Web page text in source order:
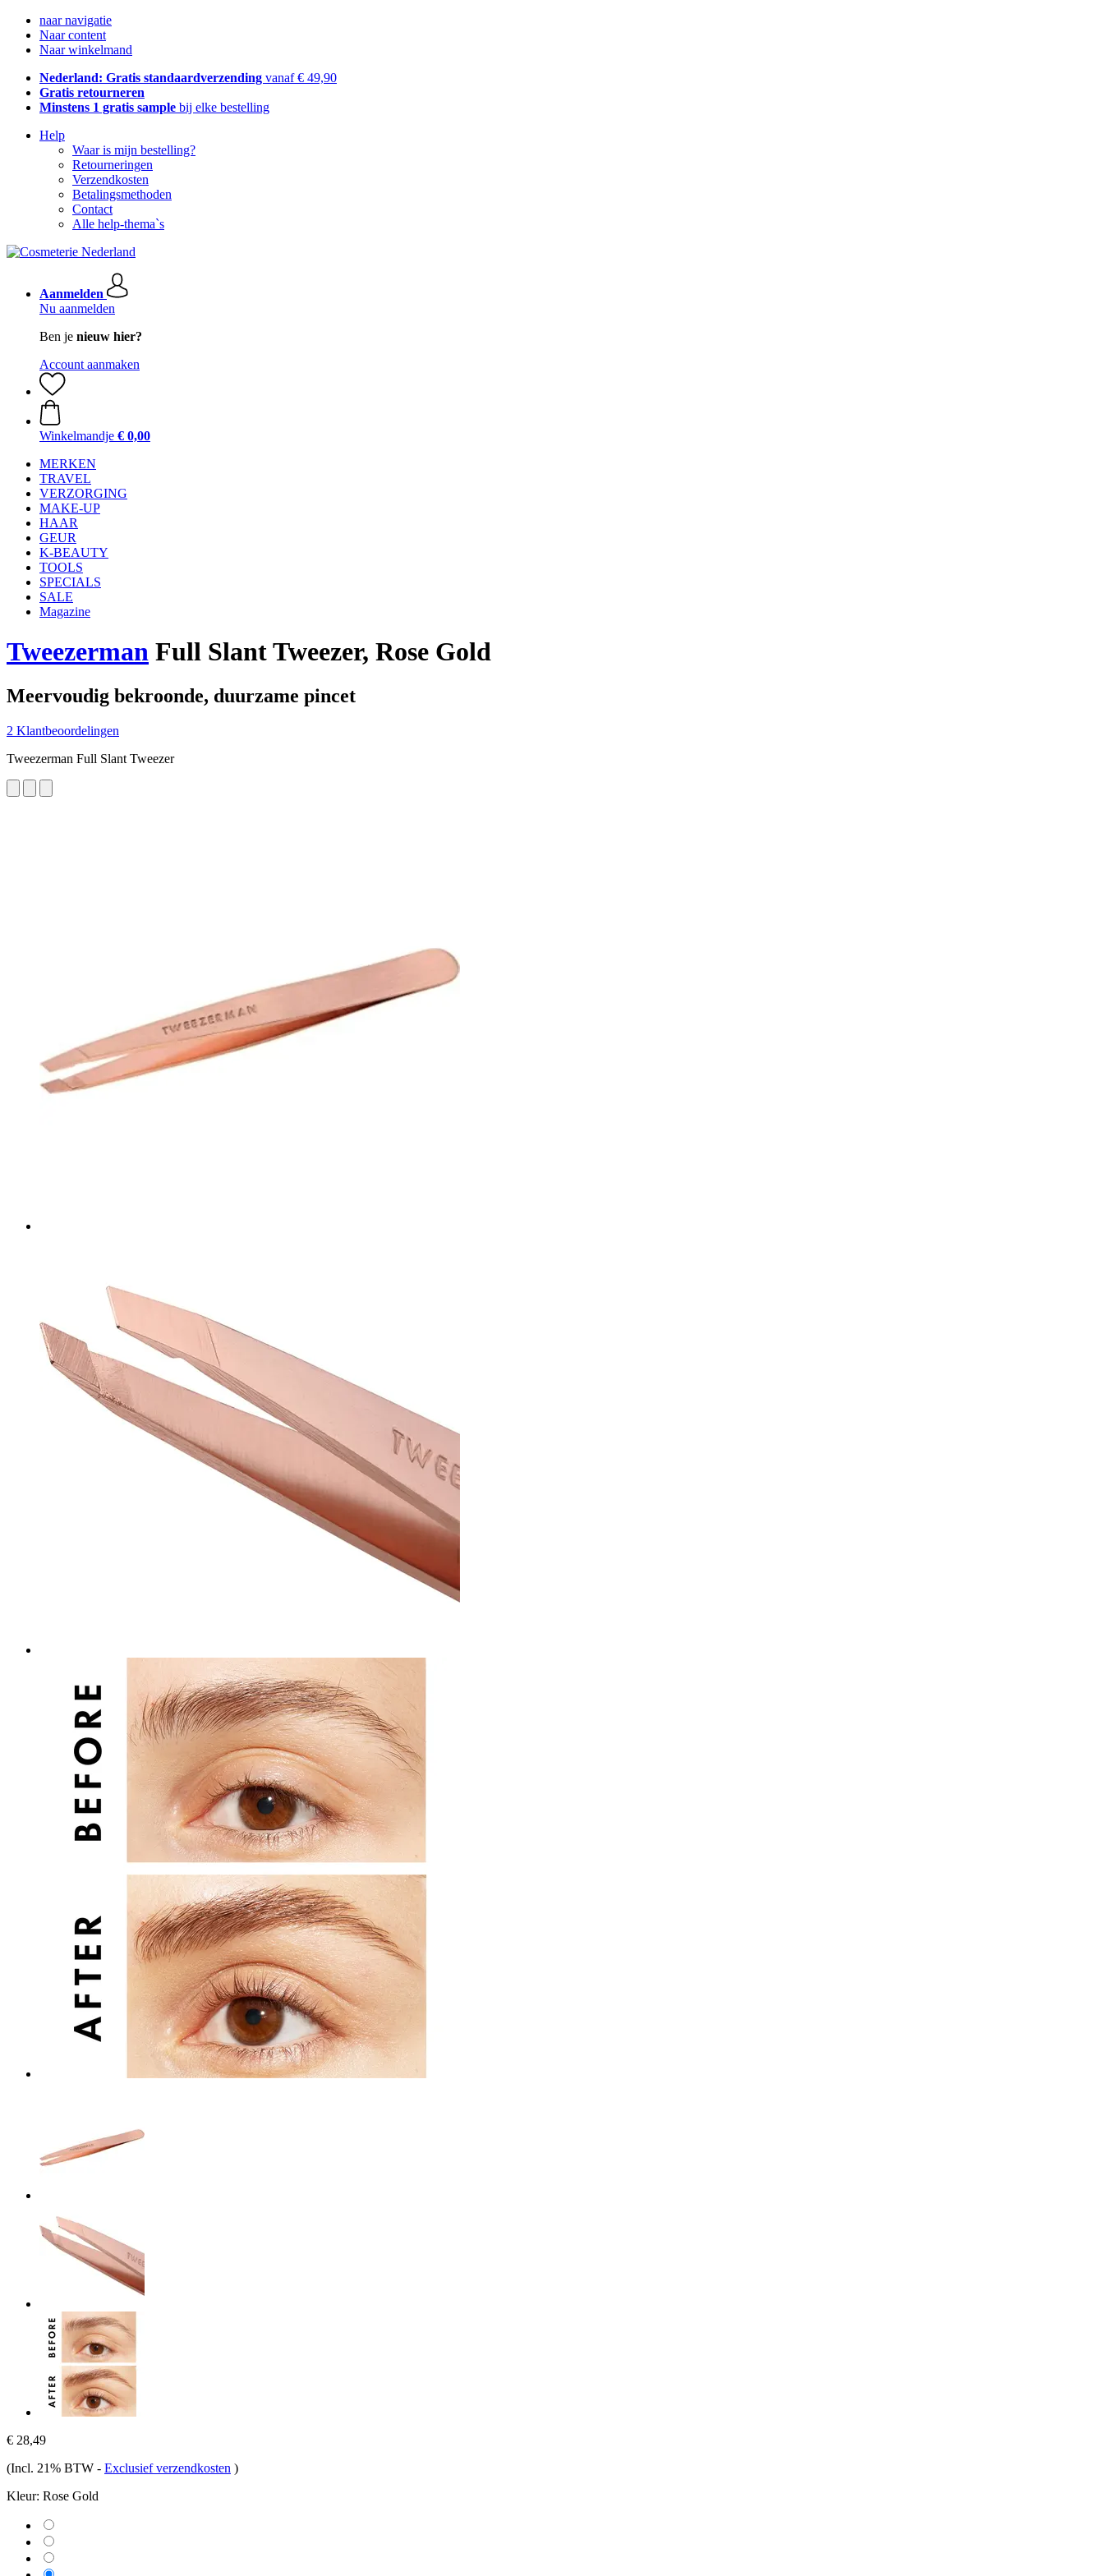
naar navigatie
Naar content
Naar winkelmand
Nederland: Gratis standaardverzending vanaf € 49,90
Gratis retourneren
Minstens 1 gratis sample bij elke bestelling
Help
Waar is mijn bestelling?
Retourneringen
Verzendkosten
Betalingsmethoden
Contact
Alle help-thema`s
Aanmelden
Nu aanmelden
Ben je nieuw hier?
Account aanmaken
Winkelmandje € 0,00
MERKEN
TRAVEL
VERZORGING
MAKE-UP
HAAR
GEUR
K-BEAUTY
TOOLS
SPECIALS
SALE
Magazine
Tweezerman Full Slant Tweezer, Rose Gold
Meervoudig bekroonde, duurzame pincet
2 Klantbeoordelingen
Tweezerman Full Slant Tweezer
€ 28,49
(Incl. 21% BTW - Exclusief verzendkosten )
Kleur: Rose Gold